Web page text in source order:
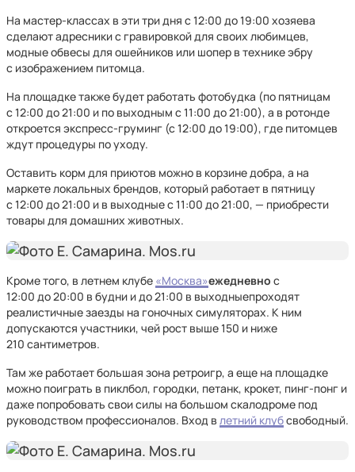
На мастер-классах в эти три дня с 12:00 до 19:00 хозяева
сделают адресники с гравировкой для своих любимцев,
модные обвесы для ошейников или шопер в технике эбру
с изображением питомца.
На площадке также будет работать фотобудка (по пятницам
с 12:00 до 21:00 и по выходным с 11:00 до 21:00), а в ротонде
откроется экспресс-груминг (с 12:00 до 19:00), где питомцев
ждут процедуры по уходу.
Оставить корм для приютов можно в корзине добра, а на
маркете локальных брендов, который работает в пятницу
с 12:00 до 21:00 и в выходные с 11:00 до 21:00, — приобрести
товары для домашних животных.
Кроме того, в летнем клубе «Москва»ежедневно с
12:00 до 20:00 в будни и до 21:00 в выходныепроходят
реалистичные заезды на гоночных симуляторах. К ним
допускаются участники, чей рост выше 150 и ниже
210 сантиметров.
Там же работает большая зона ретроигр, а еще на площадке
можно поиграть в пиклбол, городки, петанк, крокет, пинг-понг и
даже попробовать свои силы на большом скалодроме под
руководством профессионалов. Вход в летний клубсвободный.